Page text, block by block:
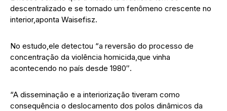
descentralizado e se tornado um fenômeno crescente no
interior,aponta Waisefisz.
No estudo,ele detectou “a reversão do processo de
concentração da violência homicida,que vinha
acontecendo no país desde 1980″.
“A disseminação e a interiorização tiveram como
consequência o deslocamento dos polos dinâmicos da